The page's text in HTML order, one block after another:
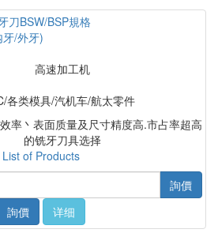
/外牙)
高速加工机
各类模具/汽机车/航太零件
率丶表面质量及尺寸精度高.市占率超高
的铣牙刀具选择
List of Products
詢價
詢價
详细